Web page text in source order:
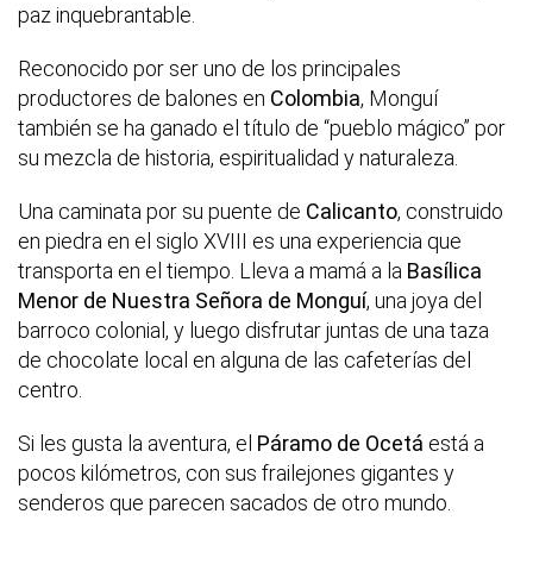
paz inquebrantable.
Reconocido por ser uno de los principales
productores de balones en Colombia, Monguí
también se ha ganado el título de “pueblo mágico” por
su mezcla de historia, espiritualidad y naturaleza.
Una caminata por su puente de Calicanto, construido
en piedra en el siglo XVIII es una experiencia que
transporta en el tiempo. Lleva a mamá a la Basílica
Menor de Nuestra Señora de Monguí, una joya del
barroco colonial, y luego disfrutar juntas de una taza
de chocolate local en alguna de las cafeterías del
centro.
Si les gusta la aventura, el Páramo de Ocetá está a
pocos kilómetros, con sus frailejones gigantes y
senderos que parecen sacados de otro mundo.